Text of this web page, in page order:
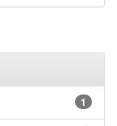
1